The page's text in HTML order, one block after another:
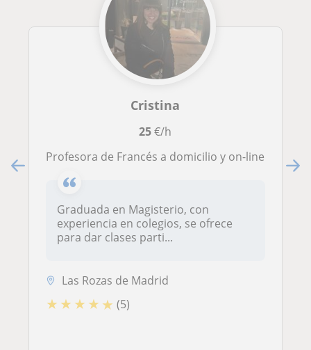
Cristina
25€/h
Profesora de Francés a domicilio y on-line
Graduada en Magisterio, con
experiencia en colegios, se ofrece
para dar clases parti...
Las Rozas de Madrid
★ ★ ★ ★ ★ (5)